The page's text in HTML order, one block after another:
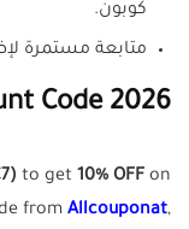
كوبون.
متابعة مستمرة
Code 2026
to get 10% OFF on
from Allcouponat,